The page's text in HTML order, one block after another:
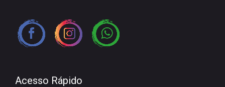
Acesso Rápido